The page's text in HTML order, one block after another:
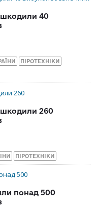
40
ПІРОТЕХНІКИ
260
ПІРОТЕХНІКИ
понад 500